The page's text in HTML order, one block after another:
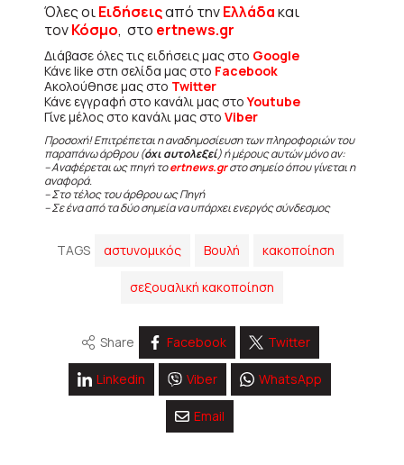
Όλες οιΕιδήσειςαπό τηνΕλλάδακαι
τονΚόσμο, στο ertnews.gr
Διάβασε όλες τις ειδήσεις μας στο Google
Κάνε like στη σελίδα μας στο Facebook
Ακολούθησε μας στο Twitter
Κάνε εγγραφή στο κανάλι μας στοYoutube
Γίνε μέλος στο κανάλι μας στο Viber
Προσοχή! Επιτρέπεται η αναδημοσίευση των πληροφοριών του
παραπάνω άρθρου (όχι αυτολεξεί) ή μέρους αυτών μόνο αν:
– Αναφέρεται ως πηγή τοertnews.grστο σημείο όπου γίνεται η
αναφορά.
– Στο τέλος του άρθρου ως Πηγή
– Σε ένα από τα δύο σημεία να υπάρχει ενεργός σύνδεσμος
TAGS αστυνομικός Βουλή κακοποίηση
σεξουαλική κακοποίηση
Share Facebook Twitter
Linkedin Viber WhatsApp
Email